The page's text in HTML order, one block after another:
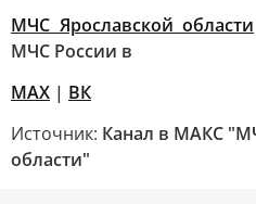
МЧС Ярославской области
МЧС России в
MAX | ВК
Источник: Канал в МАКС
области"